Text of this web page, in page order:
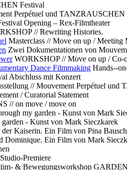
Festival
Perpétuel und TANZRAUSCHEN
Opening – Rex-Filmtheater
// Rewriting Histories.
Masterclass // Move on up / Meeting
Zwei Dokumentationen von
WORKSHOP // Move on up / Co-
Dance Filmmaking Hands--
Abschluss mit Konzert
// Mouvement Perpétuel und
/ Curatorial Statement
// on move / move on
my garden - Kunst von Mark
- Kunst von Mark Sieczkarek
Kaiserin. Ein Film von Pina Bausch
Dominique. Ein Film von Mark
Premiere
& Bewegungsworkshop